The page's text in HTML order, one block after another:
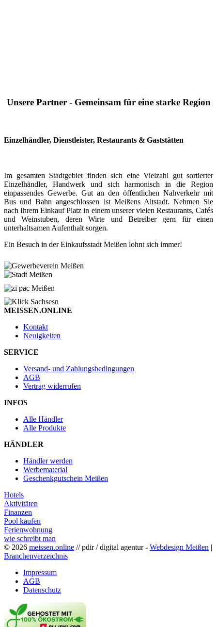
Unsere Partner - Gemeinsam für eine starke Region
Einzelhändler, Dienstleister, Restaurants & Gaststätten
Im gesamten Stadtgebiet finden sich eine Vielzahl gut sortierter
Einzelhändler, Handwerk und sich harmonisch in die Region
einpassendes Gewerbe. Gut an den öffentlichen Nahverkehr mit
Bus und Bahn angeschlossen ist Meißens Altstadt. Nehmen Sie
nach Ihrem Einkauf Platz in einem unserer vielen Restaurants, Cafés
und Weinstuben, deren Wirte und Betreiber gern für einen
unterhaltsamen Aufenthalt sorgen.
Ein Besuch in der Einkaufsstadt Meißen lohnt sich immer!
MEISSEN.ONLINE
Kontakt
Neuigkeiten
SERVICE
Versand- und Zahlungsbedingungen
AGB
Vertrag widerrufen
INFOS
Alle Händler
Alle Produkte
HÄNDLER
Händler werden
Werbematerial
Geschenkgutschein Meißen
Hotels
Aktivitäten
Finanzen
Pool kaufen
Ferienwohnung
wie schreibt man
© 2026 meissen.online // pdir / digital agentur - Webdesign Meißen |
Branchenverzeichnis
Impressum
AGB
Datenschutz